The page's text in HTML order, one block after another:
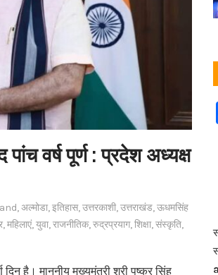
वर्ष पूर्ण : प्रदेश अध्यक्ष
,अल्मोडा,इतिहास,उत्तरकाशी,उत्तराखंड,ऊधमसिंह
,महिलाएं,युवा,राजनीतिक,रुद्रप्रयाग,शिक्षा,संस्कृति,
है। माननीय मुख्यमंत्री श्री पुष्कर सिंह